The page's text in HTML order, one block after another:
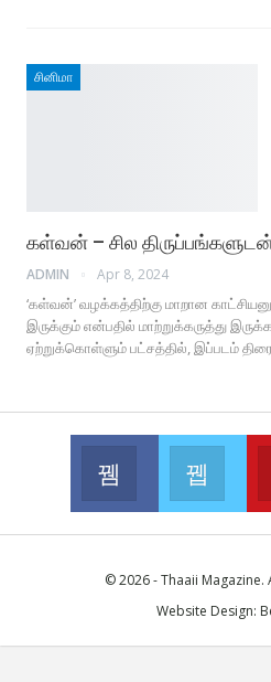
சினிமா
கள்வன் – சில திருப்பங்களுடன்
ADMIN Apr 8, 2024
‘கள்வன்’ வழக்கத்திற்கு மாறான
இருக்கும் என்பதில் மாற்றுக்கருத்து
ஏற்றுக்கொள்ளும் பட்சத்தில், இப்படம்
Facebook
Join us on
© 2026 - Thaaii Magazine.
Website Design: